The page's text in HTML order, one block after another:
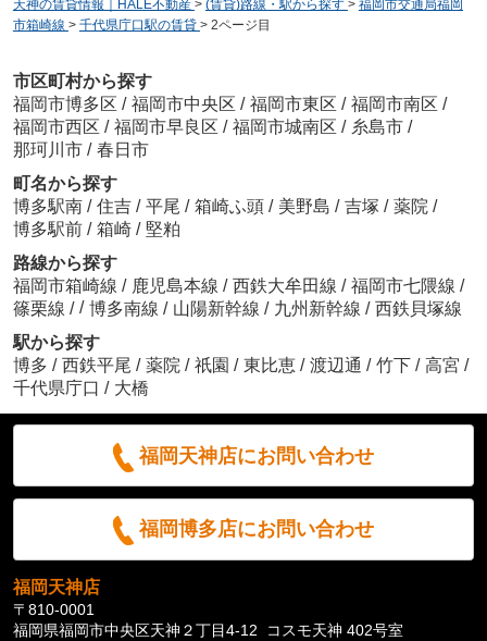
天神の賃貸情報｜HALE不動産 > (賃貸)路線・駅から探す > 福岡市交通局福岡
市箱崎線 > 千代県庁口駅の賃貸 > 2ページ目
市区町村から探す
福岡市博多区 / 福岡市中央区 / 福岡市東区 / 福岡市南区 /
福岡市西区 / 福岡市早良区 / 福岡市城南区 / 糸島市 /
那珂川市 / 春日市
町名から探す
博多駅南 / 住吉 / 平尾 / 箱崎ふ頭 / 美野島 / 吉塚 / 薬院 /
博多駅前 / 箱崎 / 堅粕
路線から探す
福岡市箱崎線 / 鹿児島本線 / 西鉄大牟田線 / 福岡市七隈線 /
篠栗線 / / 博多南線 / 山陽新幹線 / 九州新幹線 / 西鉄貝塚線
駅から探す
博多 / 西鉄平尾 / 薬院 / 祇園 / 東比恵 / 渡辺通 / 竹下 / 高宮 /
千代県庁口 / 大橋
福岡天神店にお問い合わせ
福岡博多店にお問い合わせ
福岡天神店
〒810-0001
福岡県福岡市中央区天神２丁目4-12 コスモ天神 402号室